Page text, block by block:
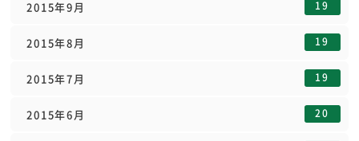
2015年9月 19
2015年8月 19
2015年7月 19
2015年6月 20